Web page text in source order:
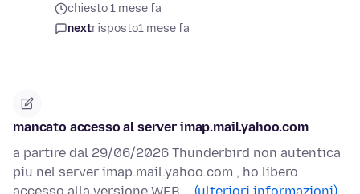
chiesto 1 mese fa
nextrisposto1 mese fa
mancato accesso al server imap.mail.yahoo.com
a partire dal 29/06/2026 Thunderbird non autentica
piu nel server imap.mail.yahoo.com , ho libero